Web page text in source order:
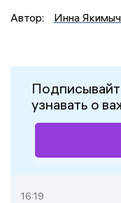
Автор:
Инна
узнавать о
16:19